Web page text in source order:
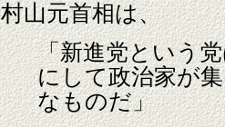
村山元首相は、
「新進党という
にして政治家が
なものだ」